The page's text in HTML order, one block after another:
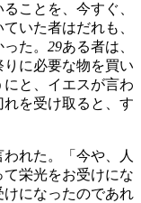
ことを、今すぐ、
いた者はだれも、
た。 29ある者は、
に必要な物を買い
と、イエスが言わ
を受け取ると、す
れた。「今や、人
栄光をお受けにな
になったのであれ